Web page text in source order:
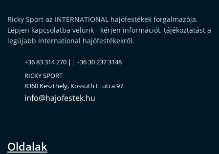
Ricky Sport az INTERNATIONAL hajófestékek forgalmazója.
Lépjen kapcsolatba velünk - kérjen információt, tájékoztatást a
legújabb International hajófestékekről.
+36 83 314 270 || +36 30 237 3148
RICKY SPORT
8360 Keszthely, Kossuth L. utca 97.
info@hajofestek.hu
Oldalak